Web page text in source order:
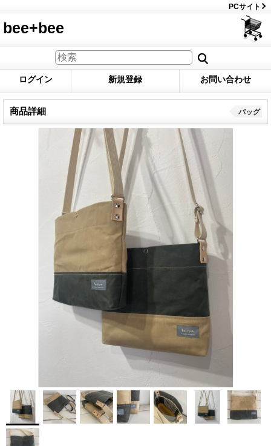
PCサイト
bee+bee
ログイン 新規登録 お問い合わせ
商品詳細 バッグ